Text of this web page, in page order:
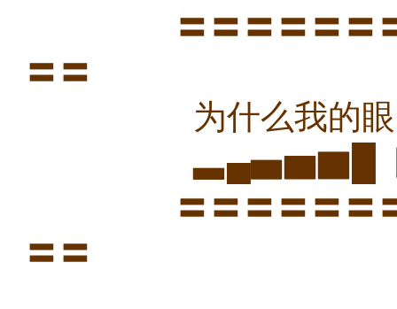
〓〓〓〓〓〓〓〓
〓〓
为什么我的眼
▃▄▅▆▇█ 因为我
〓〓〓〓〓〓〓〓
〓〓